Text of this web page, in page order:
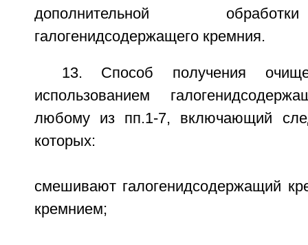
дополнительной
галогенидсодержащего кремния.
13. Способ получения
использованием
любому из пп.1-7, включающий
которых:
смешивают галогенидсодержащий
кремнием;